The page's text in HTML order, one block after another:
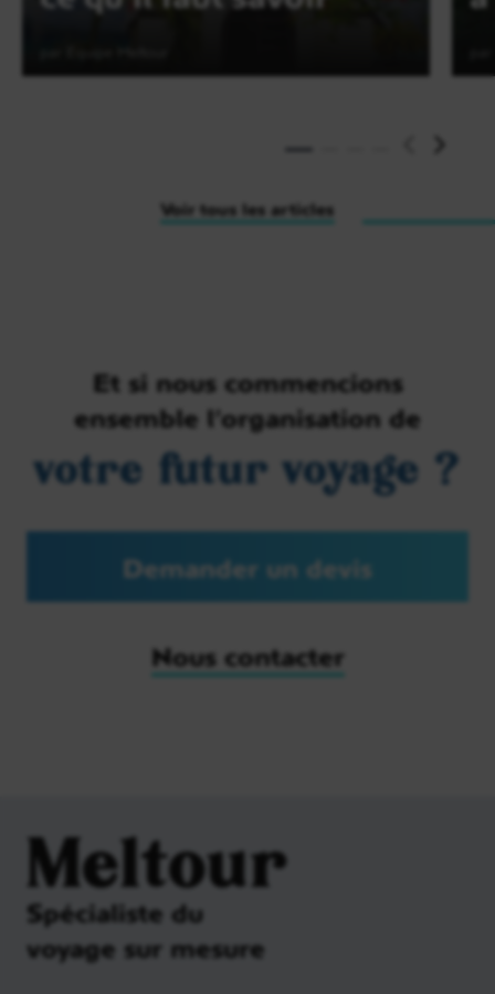
Voir tous les articles
Et si nous commencions
ensemble l’organisation de
votre futur voyage ?
Demander un devis
Nous contacter
Meltour
Spécialiste du
voyage sur mesure